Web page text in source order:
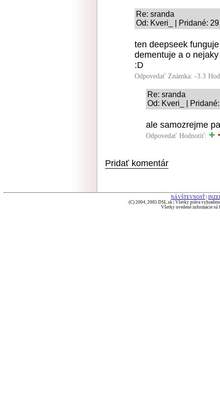
Re: sranda
Od: Kveri_ | Pridané:
ten deepseek
dementuje a o
:D
Odpovedať Známka: -3.3
Re: sranda
Od: Kveri_ |
ale samozrejme
Odpovedať Hodnotiť:
Pridať komentár
NÁVŠTEVNOSŤ
(C) 2004, 2005 DSL.sk | Všetky práva
Všetky uvedené informácie sú